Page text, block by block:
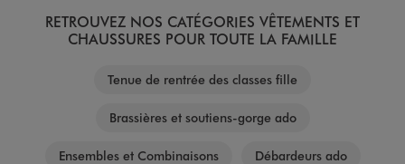
RETROUVEZ NOS CATÉGORIES VÊTEMENTS ET
CHAUSSURES POUR TOUTE LA FAMILLE
Tenue de rentrée des classes fille
Brassières et soutiens-gorge ado
Ensembles et Combinaisons Débardeurs ado